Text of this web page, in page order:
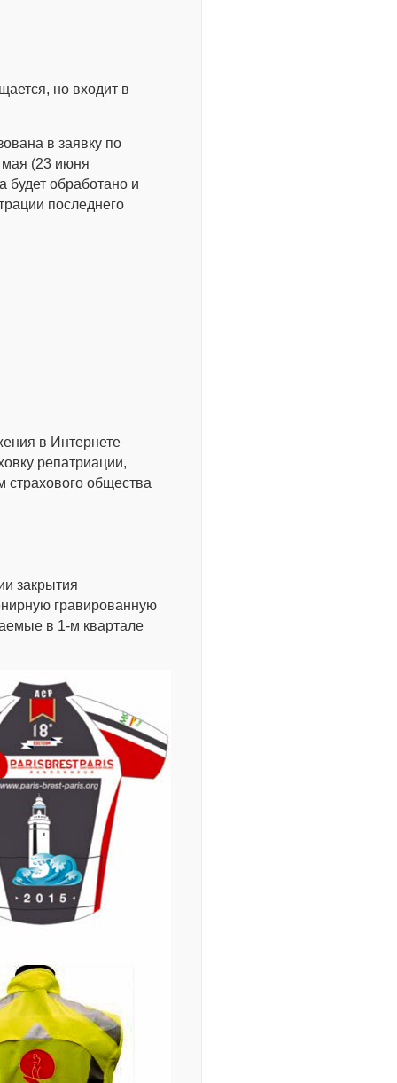
но входит в
в заявку по
мая (23 июня
будет обработано и
последнего
в Интернете
репатриации,
страхового общества
закрытия
гравированную
в 1-м квартале